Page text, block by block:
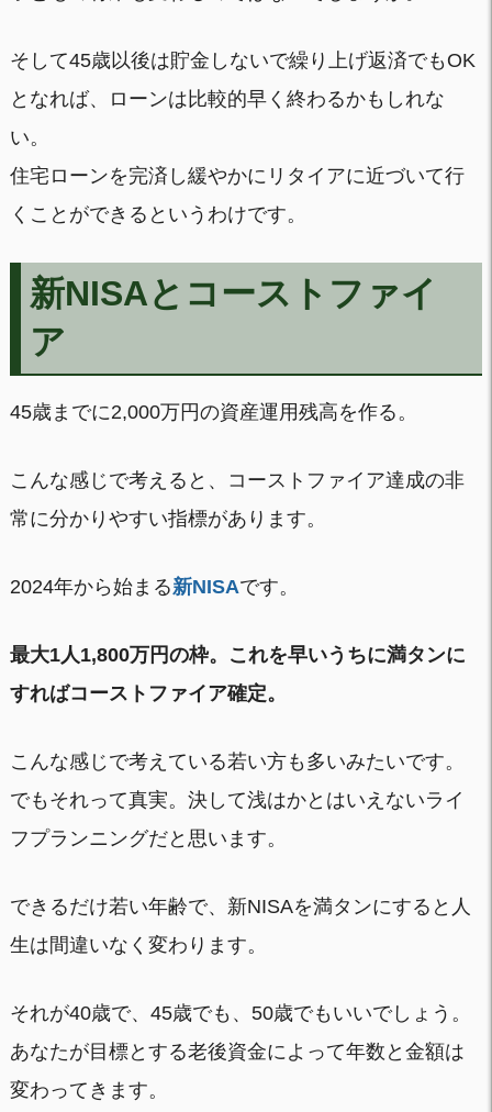
そして45歳以後は貯金しないで繰り上げ返済でもOK
となれば、ローンは比較的早く終わるかもしれな
い。
住宅ローンを完済し緩やかにリタイアに近づいて行
くことができるというわけです。
新NISAとコーストファイ
ア
45歳までに2,000万円の資産運用残高を作る。
こんな感じで考えると、コーストファイア達成の非
常に分かりやすい指標があります。
2024年から始まる新NISAです。
最大1人1,800万円の枠。これを早いうちに満タンに
すればコーストファイア確定。
こんな感じで考えている若い方も多いみたいです。
でもそれって真実。決して浅はかとはいえないライ
フプランニングだと思います。
できるだけ若い年齢で、新NISAを満タンにすると人
生は間違いなく変わります。
それが40歳で、45歳でも、50歳でもいいでしょう。
あなたが目標とする老後資金によって年数と金額は
変わってきます。